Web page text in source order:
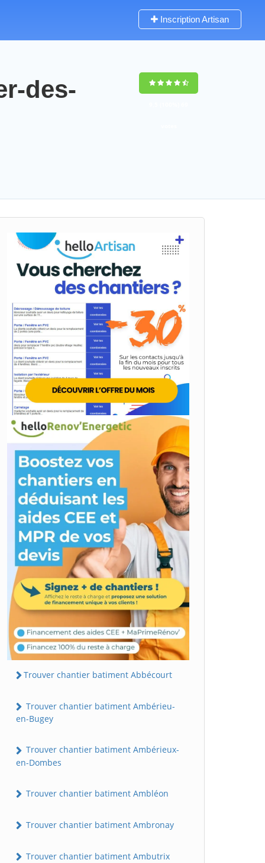
Inscription Artisan
des-
Trouver chantier batiment Abbécourt
Trouver chantier batiment Ambérieu-
en-Bugey
Trouver chantier batiment Ambérieux-
en-Dombes
Trouver chantier batiment Ambléon
Trouver chantier batiment Ambronay
Trouver chantier batiment Ambutrix